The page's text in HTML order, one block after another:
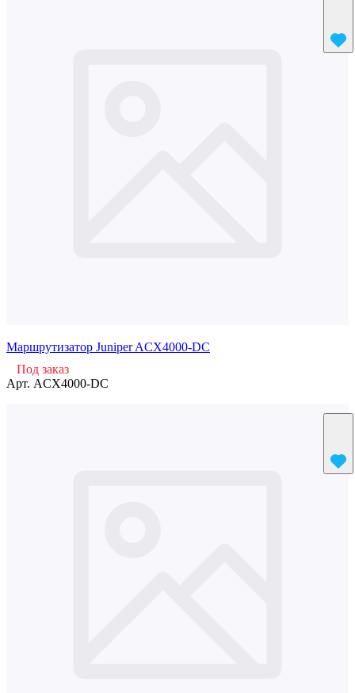
Маршрутизатор Juniper ACX4000-DC
Под заказ
Арт. ACX4000-DC